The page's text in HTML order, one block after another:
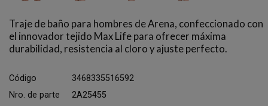
Traje de baño para hombres de Arena, confeccionado con
el innovador tejido Max Life para ofrecer máxima
durabilidad, resistencia al cloro y ajuste perfecto.
Código
3468335516592
Nro. de parte
2A25455